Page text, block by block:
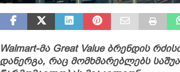
Walmart-მა Great Value ბრენდის
დანერგა, რაც მომხმარებლებს